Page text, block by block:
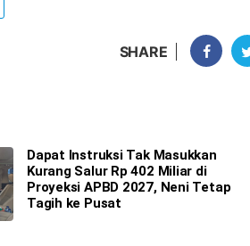
SHARE
Dapat Instruksi Tak Masukkan
Kurang Salur Rp 402 Miliar di
Proyeksi APBD 2027, Neni Tetap
Tagih ke Pusat